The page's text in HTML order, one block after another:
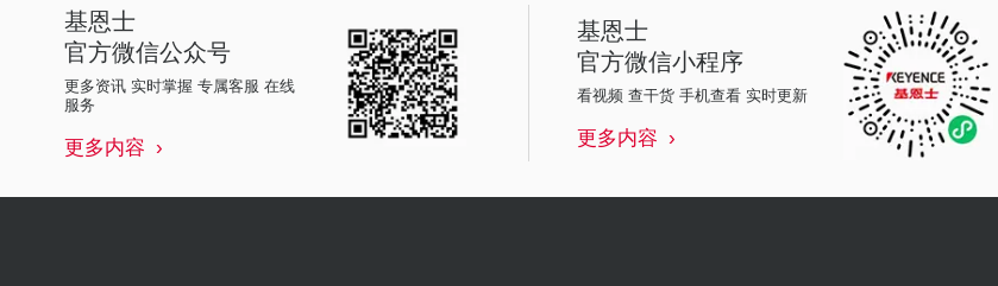
基恩士
官方微信公众号
更多资讯 实时掌握 专属客服 在线
服务
更多内容
基恩士
官方微信小程序
看视频 查干货 手机查看 实时更新
更多内容